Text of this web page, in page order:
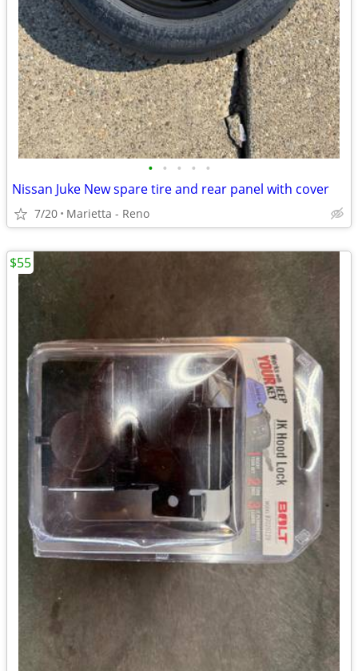
• • • • •
Nissan Juke New spare tire and rear panel with cover
7/20 Marietta - Reno
$55